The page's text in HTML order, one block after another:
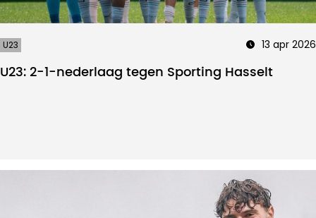
U23 13 apr 2026
U23: 2-1-nederlaag tegen Sporting Hasselt